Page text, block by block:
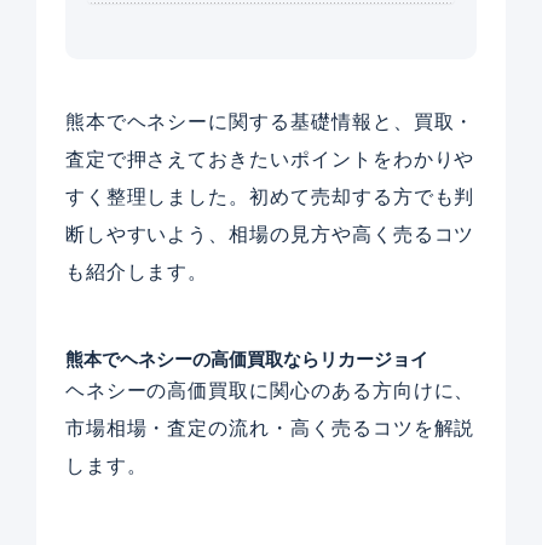
熊本でヘネシーに関する基礎情報と、買取・
査定で押さえておきたいポイントをわかりや
すく整理しました。初めて売却する方でも判
断しやすいよう、相場の見方や高く売るコツ
も紹介します。
熊本でヘネシーの高価買取ならリカージョイ
ヘネシーの高価買取に関心のある方向けに、
市場相場・査定の流れ・高く売るコツを解説
します。